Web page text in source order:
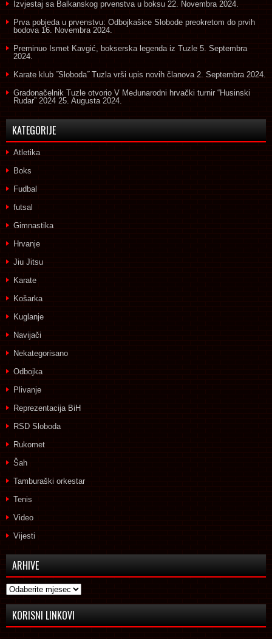
Izvjestaj sa Balkanskog prvenstva u boksu 22. Novembra 2024.
Prva pobjeda u prvenstvu: Odbojkašice Slobode preokretom do prvih
bodova 16. Novembra 2024.
Preminuo Ismet Kavgić, bokserska legenda iz Tuzle 5. Septembra
2024.
Karate klub ˝Sloboda˝ Tuzla vrši upis novih članova 2. Septembra 2024.
Gradonačelnik Tuzle otvorio V Međunarodni hrvački turnir “Husinski
Rudar” 2024 25. Augusta 2024.
KATEGORIJE
Atletika
Boks
Fudbal
futsal
Gimnastika
Hrvanje
Jiu Jitsu
Karate
Košarka
Kuglanje
Navijači
Nekategorisano
Odbojka
Plivanje
Reprezentacija BiH
RSD Sloboda
Rukomet
Šah
Tamburaški orkestar
Tenis
Video
Vijesti
ARHIVE
Arhive
KORISNI LINKOVI